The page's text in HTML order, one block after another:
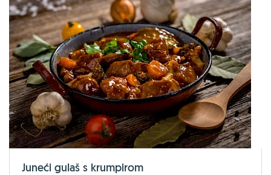
Juneći gulaš s krumpirom